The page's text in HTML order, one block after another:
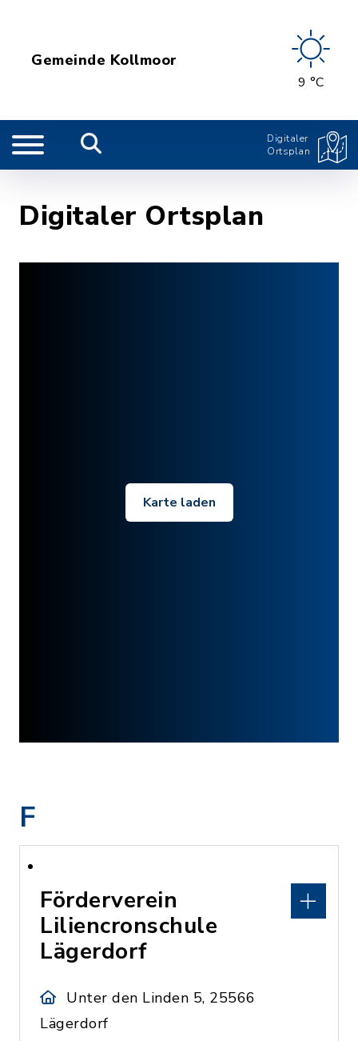
Gemeinde Kollmoor
9 °C
Digitaler
Ortsplan
Digitaler Ortsplan
Karte laden
F
Förderverein
Liliencronschule
Lägerdorf
Unter den Linden 5, 25566
Lägerdorf